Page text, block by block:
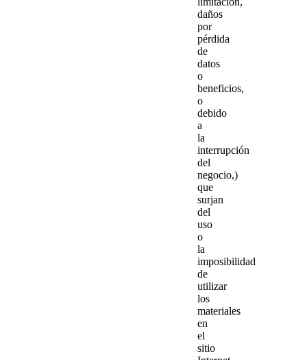
daños
por
pérdida
de
datos
o
beneficios,
o
debido
a
la
interrupción
del
negocio,)
que
surjan
del
uso
o
la
imposibilidad
de
utilizar
los
materiales
en
el
sitio